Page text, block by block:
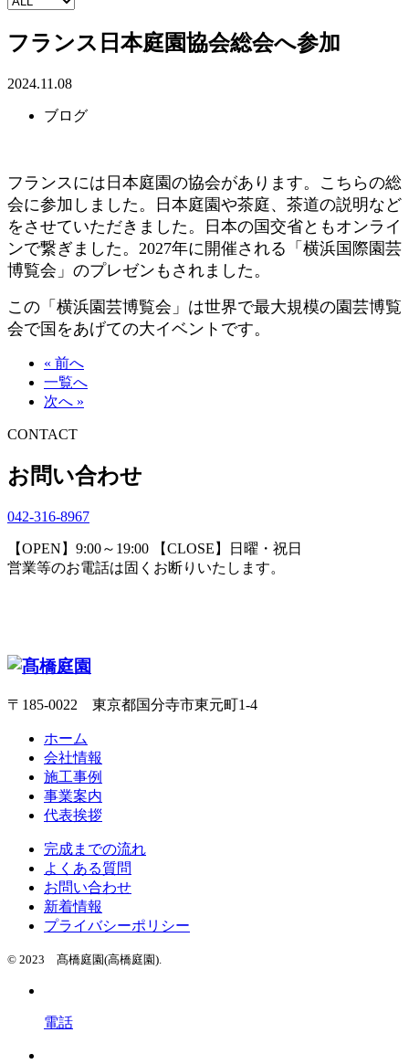
フランス日本庭園協会総会へ参加
2024.11.08
ブログ
フランスには日本庭園の協会があります。こちらの総
会に参加しました。日本庭園や茶庭、茶道の説明など
をさせていただきました。日本の国交省ともオンライ
ンで繋ぎました。2027年に開催される「横浜国際園芸
博覧会」のプレゼンもされました。
この「横浜園芸博覧会」は世界で最大規模の園芸博覧
会で国をあげての大イベントです。
« 前へ
一覧へ
次へ »
CONTACT
お問い合わせ
042-316-8967
【OPEN】9:00～19:00 【CLOSE】日曜・祝日
営業等のお電話は固くお断りいたします。
〒185-0022 東京都国分寺市東元町1-4
ホーム
会社情報
施工事例
事業案内
代表挨拶
完成までの流れ
よくある質問
お問い合わせ
新着情報
プライバシーポリシー
© 2023 髙橋庭園(高橋庭園).
電話